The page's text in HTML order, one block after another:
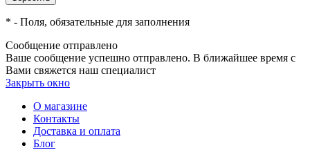
* - Поля, обязательные для заполнения
Сообщение отправлено
Ваше сообщение успешно отправлено. В ближайшее время с
Вами свяжется наш специалист
Закрыть окно
О магазине
Контакты
Доставка и оплата
Блог